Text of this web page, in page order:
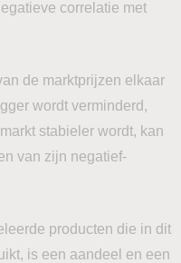
correlatie met
de marktprijzen elkaar
wordt verminderd,
stabieler wordt, kan
van zijn negatief-
producten die in dit
is een aandeel en een